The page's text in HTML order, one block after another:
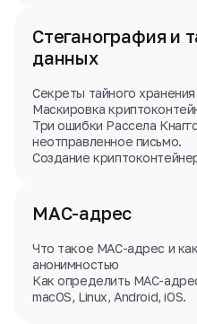
Стеганография и
данных
Секреты тайного
Маскировка
Три ошибки Рассела
неотправленное письмо.
Создание
MAC-адрес
Что такое MAC-адрес и
анонимностью
Как определить MAС-
macOS, Linux, Android, iOS.